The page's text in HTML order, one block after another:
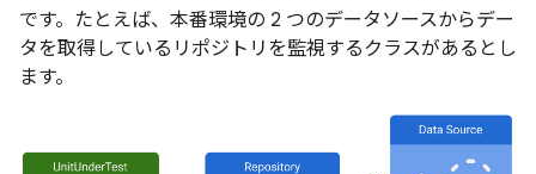
です。たとえば、本番環境の 2 つのデータソースからデー
タを取得しているリポジトリを監視するクラスがあるとし
ます。